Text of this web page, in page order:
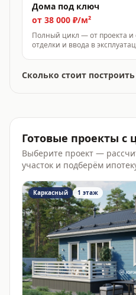
Дома под ключ
от 38 000 ₽/м²
Полный цикл — от проекта и
отделки и ввода в
Сколько стоит
Готовые проекты с
Выберите проект —
участок и подберём
Каркасный 1 этаж